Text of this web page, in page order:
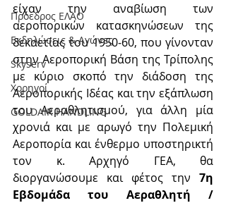
Πρόεδρος ΕΛΑΟ
Εκδηλώσεις & Aγώνες
Skyserv
Χορηγοί
GOLDAIR HANDLING
είχαν την αναβίωση των
αεροπορικών κατασκηνώσεων της
δεκαετίας του 1950‐60, που γίνονταν
στην Αεροπορική Βάση της Τρίπολης
με κύριο σκοπό την διάδοση της
Αεροπορικής Ιδέας και την εξάπλωση
του Αεραθλητισμού, για άλλη μία
χρονιά και με αρωγό την Πολεμική
Αεροπορία και ένθερμο υποστηρικτή
τον κ. Αρχηγό ΓΕΑ, θα
διοργανώσουμε και φέτος την 7η
Εβδομάδα του Αεραθλητή /